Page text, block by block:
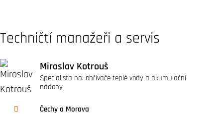
Techničtí manažeři a servis
Miroslav Kotrouš
Specialista na: ohřívače teplé vody a akumulační
nádoby
Čechy a Morava